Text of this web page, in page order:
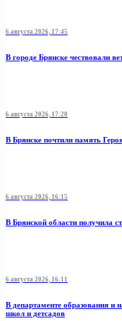
6 августа 2026, 17:45
В городе Брянске чествовали
6 августа 2026, 17:20
В Брянске почтили память
6 августа 2026, 16:15
В Брянской области получила
6 августа 2026, 16:11
В департаменте образования и
школ и детсадов